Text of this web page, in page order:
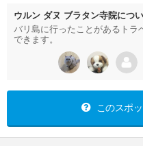
ウルン ダヌ ブラタン寺院につ
バリ島に行ったことがあるトラ
できます。
このスポ